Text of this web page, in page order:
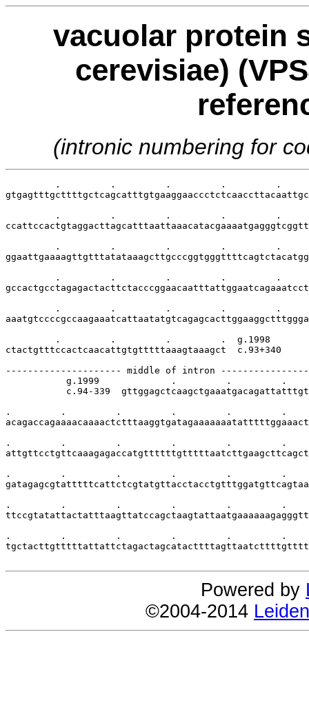
vacuolar protein
cerevisiae)
(intronic numbering for
.         .         .         .         .
.         .         .         .         .
.         .         .         .         .
.         .         .         .         .
.         .         .         .         .
         .         .         .         .  g.1998
ctactgtttccactcaacattgtgtttttaaagtaaagct  c.93+340
--------------------- middle of intron
g.1999             .         .         .
c.94-339
.         .         .         .         .         .
.         .         .         .         .         .
.         .         .         .         .         .
.         .         .         .         .         .
.         .         .         .         .         .
Powered by
©2004-2014